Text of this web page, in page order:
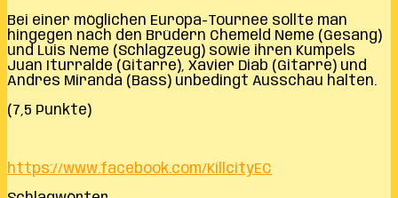
Bei einer möglichen Europa-Tournee sollte man
hingegen nach den Brüdern Chemeld Neme (Gesang)
und Luis Neme (Schlagzeug) sowie ihren Kumpels
Juan Iturralde (Gitarre), Xavier Diab (Gitarre) und
Andres Miranda (Bass) unbedingt Ausschau halten.
(7,5 Punkte)
https://www.facebook.com/KillcityEC